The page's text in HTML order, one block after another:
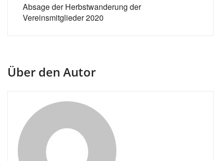
Absage der Herbstwanderung der
Vereinsmitglieder 2020
Über den Autor